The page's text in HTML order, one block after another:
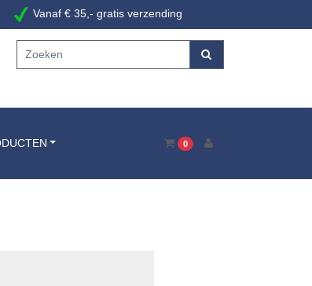
Vanaf € 35,- gratis verzending
0